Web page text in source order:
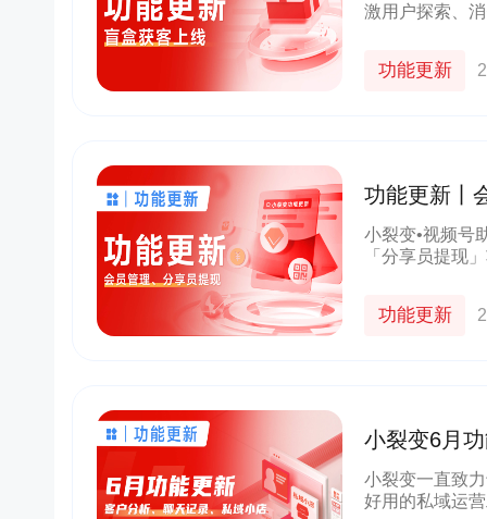
激用户探索、
功能更新
功能更新丨
升级，速看
小裂变•视频号
「分享员提现
功能更新
小裂变6月
效！
小裂变一直致
好用的私域运